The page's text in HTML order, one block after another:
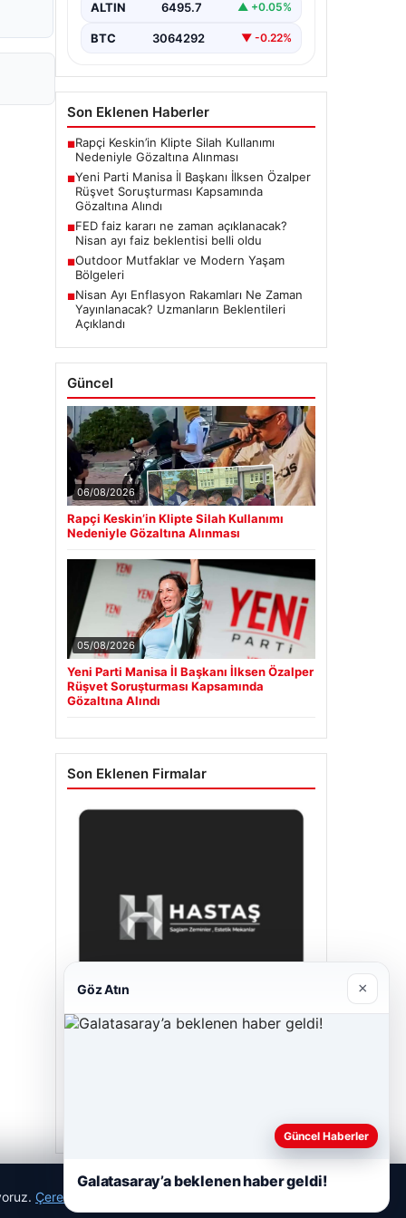
soruşturması önemli bir gelişmeyle
Başkanı…
ALTIN 6495.7 ▲ +0.05%
BTC 3064292 ▼ -0.22%
Son Eklenen Haberler
■Rapçi Keskin’in Klipte Silah Kullanımı
Nedeniyle Gözaltına Alınması
■Yeni Parti Manisa İl Başkanı İlksen Özalper
Rüşvet Soruşturması Kapsamında
Gözaltına Alındı
■FED faiz kararı ne zaman açıklanacak?
Nisan ayı faiz beklentisi belli oldu
■Outdoor Mutfaklar ve Modern Yaşam
Bölgeleri
■Nisan Ayı Enflasyon Rakamları Ne Zaman
Yayınlanacak? Uzmanların Beklentileri
Açıklandı
Güncel
06/08/2026
Rapçi Keskin’in Klipte Silah Kullanımı
Nedeniyle Gözaltına Alınması
05/08/2026
Yeni Parti Manisa İl Başkanı İlksen Özalper
Rüşvet Soruşturması Kapsamında
Gözaltına Alındı
Son Eklenen Firmalar
Çerez Politikamız
Göz Atın ×
Güncel Haberler
Galatasaray’a beklenen haber geldi!